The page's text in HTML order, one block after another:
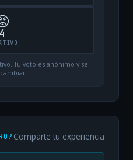
4
Tu voto es anónimo y se
Comparte tu experiencia